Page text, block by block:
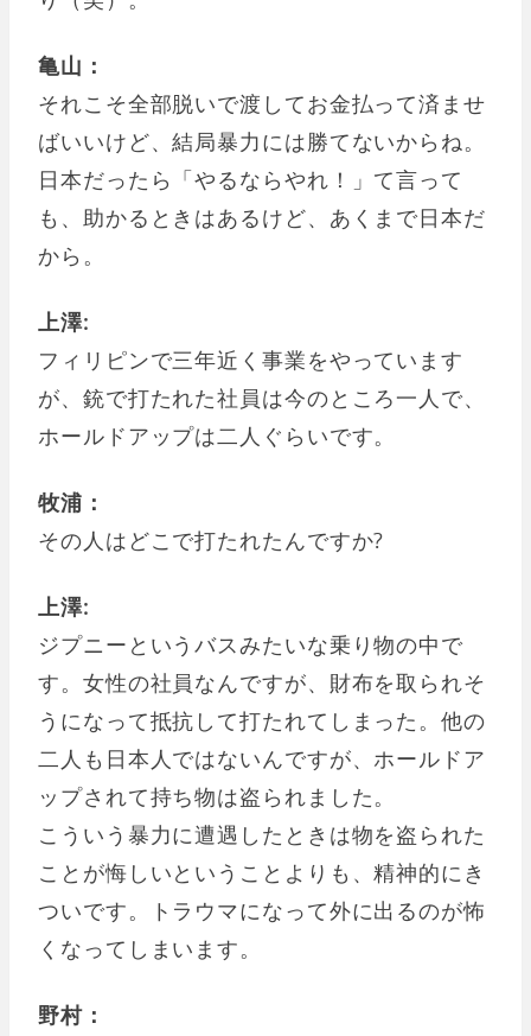
亀山：
それこそ全部脱いで渡してお金払って済ませ
ばいいけど、結局暴力には勝てないからね。
日本だったら「やるならやれ！」て言って
も、助かるときはあるけど、あくまで日本だ
から。
上澤:
フィリピンで三年近く事業をやっています
が、銃で打たれた社員は今のところ一人で、
ホールドアップは二人ぐらいです。
牧浦：
その人はどこで打たれたんですか?
上澤:
ジプニーというバスみたいな乗り物の中で
す。女性の社員なんですが、財布を取られそ
うになって抵抗して打たれてしまった。他の
二人も日本人ではないんですが、ホールドア
ップされて持ち物は盗られました。
こういう暴力に遭遇したときは物を盗られた
ことが悔しいということよりも、精神的にき
ついです。トラウマになって外に出るのが怖
くなってしまいます。
野村：